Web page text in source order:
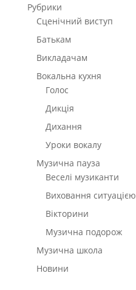
Рубрики
Cценічний виступ
Батькам
Викладачам
Вокальна кухня
Голос
Дикція
Дихання
Уроки вокалу
Музична пауза
Веселі музиканти
Виховання ситуацією
Вікторини
Музична подорож
Музична школа
Новини